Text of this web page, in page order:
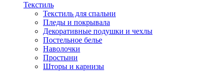
Текстиль
Текстиль для спальни
Пледы и покрывала
Декоративные подушки и чехлы
Постельное белье
Наволочки
Простыни
Шторы и карнизы